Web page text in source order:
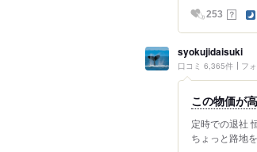
253 ？
syokujidaisuki
口コミ 6,365件 フ
この物価が
定時での退社
ちょっと路地